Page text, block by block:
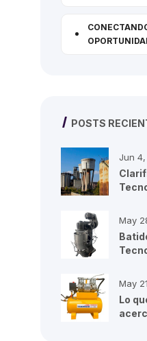
POSTS
Jun
May
May
Lo